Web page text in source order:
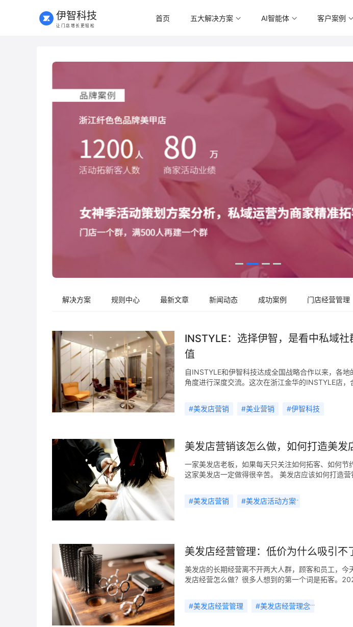
伊智科技
让门店增长更轻松
首页 五大解决方案 AI智能体 客户案例
解决方案 规则中心 最新文章 新闻动态 成功案例 门店经营管理
INSTYLE：选择伊智，是看中私域
值
自INSTYLE和伊智科技达成全国战略合作以来，各
角度进行深度交流。这次在浙江金华的INSTYLE店，
借“时尚、专注、关爱”的企业经营理念，目前国内的
咨询公司，提供“SaaS软件+营销策划活动”服务。宠
社群裂变等细致操作，把老客户的积极性调动起来，
拼团活动，达到了老带新的目的。 门店为什么需要
大，更深层的一点事，发型师都有指定客，而指定客
#美发店营销 #美业营销 #伊智科技 伊
美发店营销该怎么做，如何打造美发
一家美发店老板，如果每天只关注如何拓客、如何节
这家美发店一定做得很辛苦。 美发店应该如何打造
些讨论如何把梳子卖给和尚，一瓶水如何卖1万元的
能获得效果，绝不是买一个方案、或者找人指点一下
的定义吗? 美业营销是研究如何让你的产品或服务，
的更长久、卖的更容易的科学。 一场活动、一个方
部问题。 你需要的是一个营销体系。3、打造新营销
#美发店营销 #美发店活动方案 美发店营销
美发店经营管理：低价为什么吸引不
美发店的长期经营离不开两大人群，顾客和员工，今
发店经营怎么做？很多人想到的第一个词是拓客。
后一些美发店就开始掉坑里了，这其中的致命点在
#美发店经营管理 #美发店经营理念 美发店